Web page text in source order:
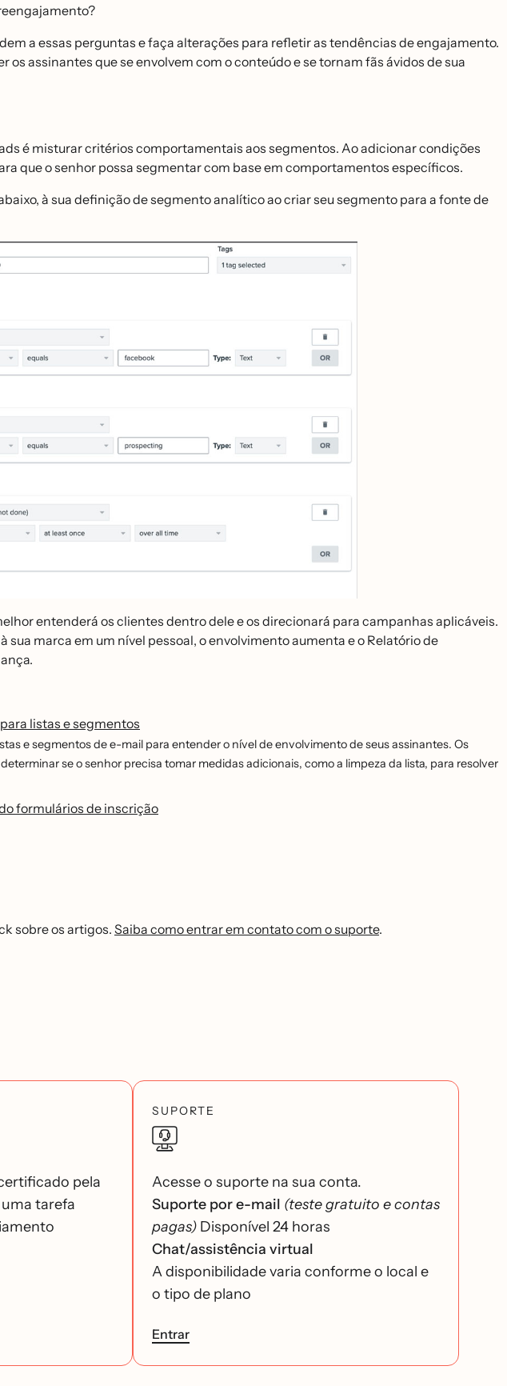
a essas perguntas e faça alterações para refletir as tendências de engajamento.
assinantes que se envolvem com o conteúdo e se tornam fãs ávidos de sua
é misturar critérios comportamentais aos segmentos. Ao adicionar condições
que o senhor possa segmentar com base em comportamentos específicos.
à sua definição de segmento analítico ao criar seu segmento para a fonte de
entenderá os clientes dentro dele e os direcionará para campanhas aplicáveis.
marca em um nível pessoal, o envolvimento aumenta e o Relatório de
listas e segmentos
e segmentos de e-mail para entender o nível de envolvimento de seus assinantes. Os
se o senhor precisa tomar medidas adicionais, como a limpeza da lista, para resolver
formulários de inscrição
sobre os artigos. Saiba como entrar em contato com o suporte.
pela
tarefa
SUPORTE
Acesse o suporte na sua conta.
Suporte por e-mail (teste gratuito e contas
pagas) Disponível 24 horas
Chat/assistência virtual
A disponibilidade varia conforme o local e
o tipo de plano
Entrar